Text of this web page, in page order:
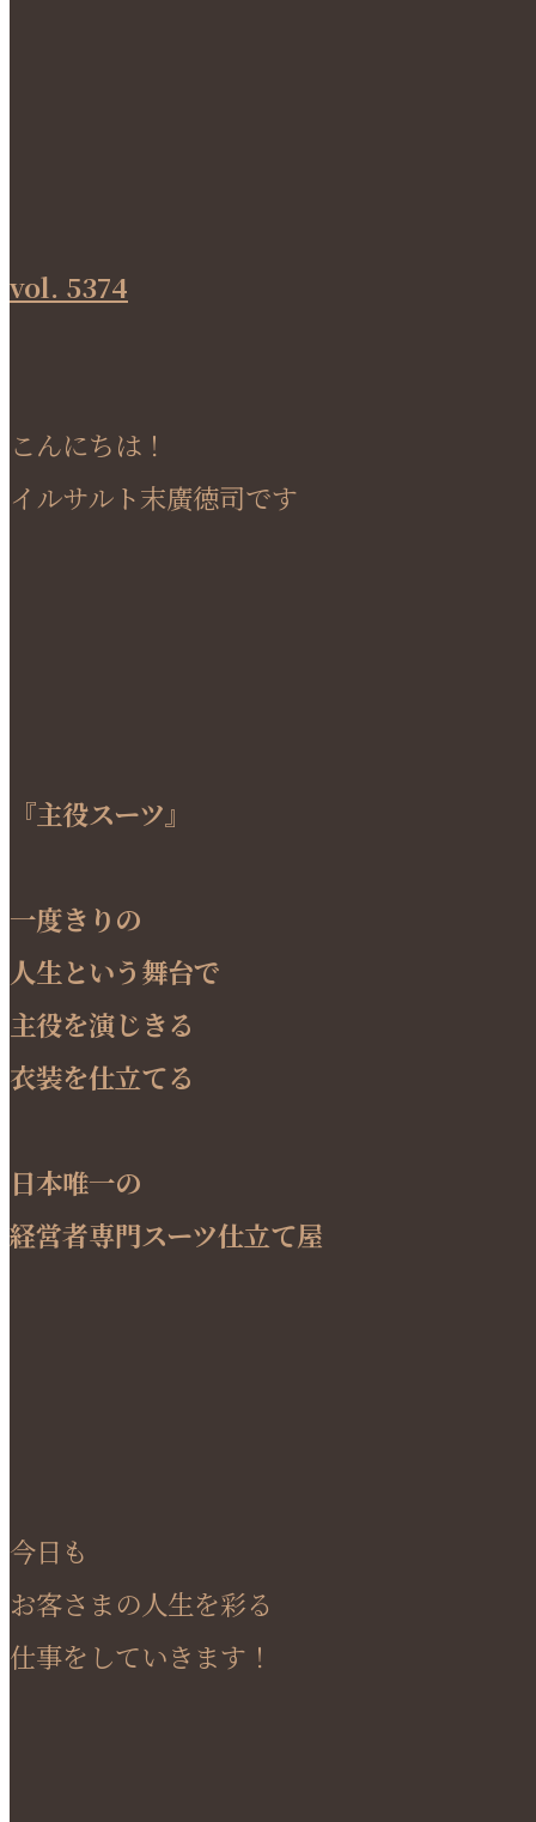
vol. 5374
こんにちは！
イルサルト末廣徳司です
『主役スーツ』
一度きりの
人生という舞台で
主役を演じきる
衣装を仕立てる
日本唯一の
経営者専門スーツ仕立て屋
今日も
お客さまの人生を彩る
仕事をしていきます！